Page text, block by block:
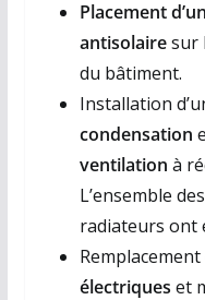
Placement
antisolairesur
du bâtiment.
Installation
condensation
ventilation à
L’ensemble
radiateurs ont
Remplacement
électriques et